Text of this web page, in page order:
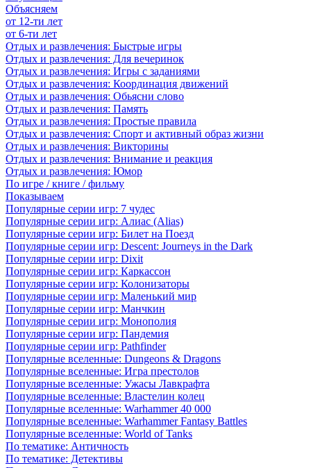
Объясняем
от 12-ти лет
от 6-ти лет
Отдых и развлечения: Быстрые игры
Отдых и развлечения: Для вечеринок
Отдых и развлечения: Игры с заданиями
Отдых и развлечения: Координация движений
Отдых и развлечения: Обьясни слово
Отдых и развлечения: Память
Отдых и развлечения: Простые правила
Отдых и развлечения: Спорт и активный образ жизни
Отдых и развлечения: Викторины
Отдых и развлечения: Внимание и реакция
Отдых и развлечения: Юмор
По игре / книге / фильму
Показываем
Популярные серии игр: 7 чудес
Популярные серии игр: Алиас (Alias)
Популярные серии игр: Билет на Поезд
Популярные серии игр: Descent: Journeys in the Dark
Популярные серии игр: Dixit
Популярные серии игр: Каркассон
Популярные серии игр: Колонизаторы
Популярные серии игр: Маленький мир
Популярные серии игр: Манчкин
Популярные серии игр: Монополия
Популярные серии игр: Пандемия
Популярные серии игр: Pathfinder
Популярные вселенные: Dungeons & Dragons
Популярные вселенные: Игра престолов
Популярные вселенные: Ужасы Лавкрафта
Популярные вселенные: Властелин колец
Популярные вселенные: Warhammer 40 000
Популярные вселенные: Warhammer Fantasy Battles
Популярные вселенные: World of Tanks
По тематике: Античность
По тематике: Детективы